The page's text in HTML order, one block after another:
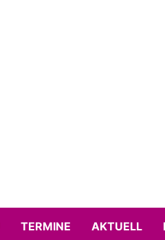
TERMINE AKTUELL